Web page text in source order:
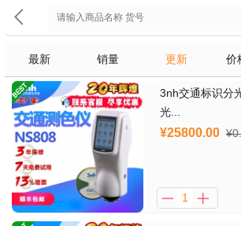
最新 销量 更新 价
3nh交通标识分
光...
¥25800.00